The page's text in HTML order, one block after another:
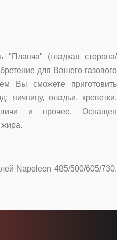
"Планча" (гладкая сторона/
для Вашего газового
Вы сможете приготовить
яичницу, оладьи, креветки,
и прочее. Оснащен
жира.
Napoleon 485/500/605/730.